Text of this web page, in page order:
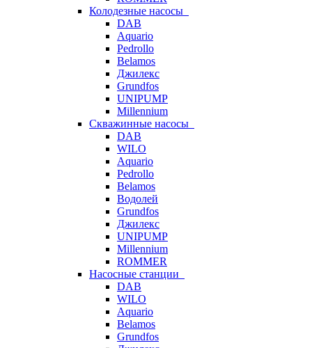
Колодезные насосы
DAB
Aquario
Pedrollo
Belamos
Джилекс
Grundfos
UNIPUMP
Millennium
Скважинные насосы
DAB
WILO
Aquario
Pedrollo
Belamos
Водолей
Grundfos
Джилекс
UNIPUMP
Millennium
ROMMER
Насосные станции
DAB
WILO
Aquario
Belamos
Grundfos